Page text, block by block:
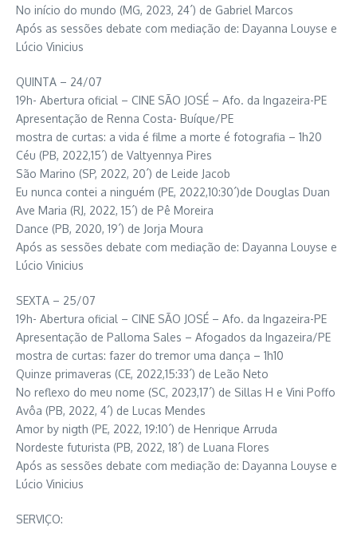
No início do mundo (MG, 2023, 24´) de Gabriel Marcos
Após as sessões debate com mediação de: Dayanna Louyse e
Lúcio Vinicius
QUINTA – 24/07
19h- Abertura oficial – CINE SÃO JOSÉ – Afo. da Ingazeira-PE
Apresentação de Renna Costa- Buíque/PE
mostra de curtas: a vida é filme a morte é fotografia – 1h20
Céu (PB, 2022,15´) de Valtyennya Pires
São Marino (SP, 2022, 20´) de Leide Jacob
Eu nunca contei a ninguém (PE, 2022,10:30´)de Douglas Duan
Ave Maria (RJ, 2022, 15´) de Pê Moreira
Dance (PB, 2020, 19´) de Jorja Moura
Após as sessões debate com mediação de: Dayanna Louyse e
Lúcio Vinicius
SEXTA – 25/07
19h- Abertura oficial – CINE SÃO JOSÉ – Afo. da Ingazeira-PE
Apresentação de Palloma Sales – Afogados da Ingazeira/PE
mostra de curtas: fazer do tremor uma dança – 1h10
Quinze primaveras (CE, 2022,15:33´) de Leão Neto
No reflexo do meu nome (SC, 2023,17´) de Sillas H e Vini Poffo
Avôa (PB, 2022, 4´) de Lucas Mendes
Amor by nigth (PE, 2022, 19:10´) de Henrique Arruda
Nordeste futurista (PB, 2022, 18´) de Luana Flores
Após as sessões debate com mediação de: Dayanna Louyse e
Lúcio Vinicius
SERVIÇO: